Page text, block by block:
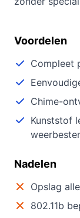
Voordelen
Compleet
Chime-
Kunststof
Nadelen
Opslag
802.11b